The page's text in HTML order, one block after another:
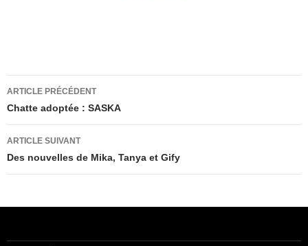
Navigation
des
articles
ARTICLE PRÉCÉDENT
Chatte adoptée : SASKA
ARTICLE SUIVANT
Des nouvelles de Mika, Tanya et Gify